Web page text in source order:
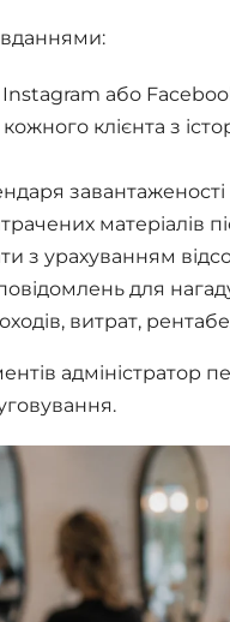
або
клієнта з
завантаженості
матеріалів
з урахуванням
для
витрат,
адміністратор